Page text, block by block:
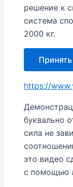
решение к
система
2000 кг.
https://
буквально
сила не
это видео
с помощью